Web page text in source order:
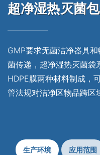
超净湿热灭菌
GMP要求无菌洁净器具
菌传递，超净湿热灭菌袋
HDPE膜两种材料制成，
管法规对洁净区物品跨区
生产环境 应用范围